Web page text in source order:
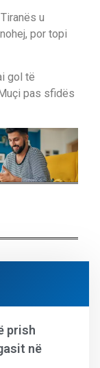
u
por topi
gol të
pas sfidës
prish
në